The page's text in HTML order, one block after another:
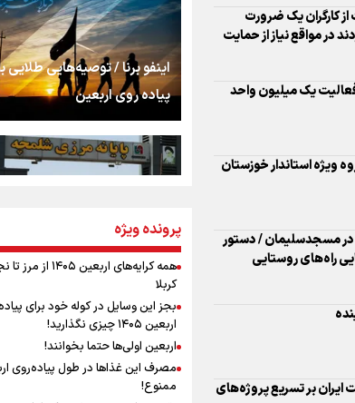
کارگران یک ضرورت
در مواقع نیاز از حمایت
یک میلیون واحد
ویژه استاندار خوزستان
در مسجدسلیمان / دستور
راه‌های روستایی
ایران بر تسریع پروژه‌های
را شکست؛ «آهای
تهران رفتند»
سه حسرتی که به
مومنِ مقتدرِ مظلوم
رابطه کارگر و کارفرما در
اندیشه رهبر شهید:
به زوجیت
اقتدار علمی و
اینفو برنا / توصیه‌هایی طلایی
پیاده روی اربعین
اینفو برنا / جدول کامل فاصله
شلمچه تا شهرهای زیارتی عراق
اینفو برنا/ میزان مالیات بر ارزش
پرونده ویژه
همه کرایه‌های اربعین ۱۴۰۵
کربلا
بجز این وسایل در کوله خود برای
اربعین ۱۴۰۵ چیزی نگذارید!
اربعین اولی‌ها حتما بخوانند!
مصرف این غذاها در طول پیاده‌روی
ممنوع!